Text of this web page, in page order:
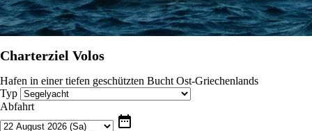
Charterziel Volos
Hafen in einer tiefen geschützten Bucht Ost-Griechenlands
Typ
Abfahrt
date_range